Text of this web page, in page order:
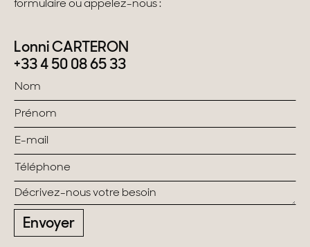
formulaire ou appelez-nous :
Lonni CARTERON
+33 4 50 08 65 33
Envoyer